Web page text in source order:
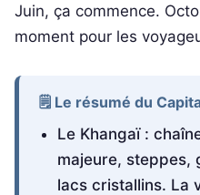
Juin, ça commence.
moment pour les
🗒️ Le résumé du
Le Khangaï :
majeure, steppes,
lacs cristallins. La